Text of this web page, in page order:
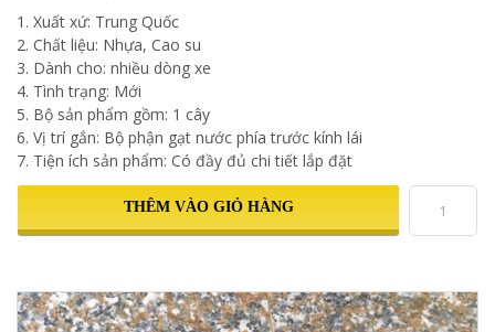
1. Xuất xứ: Trung Quốc
2. Chất liệu: Nhựa, Cao su
3. Dành cho: nhiều dòng xe
4. Tình trạng: Mới
5. Bộ sản phẩm gồm: 1 cây
6. Vị trí gắn: Bộ phận gạt nước phía trước kính lái
7. Tiện ích sản phẩm: Có đầy đủ chi tiết lắp đặt
THÊM VÀO GIỎ HÀNG